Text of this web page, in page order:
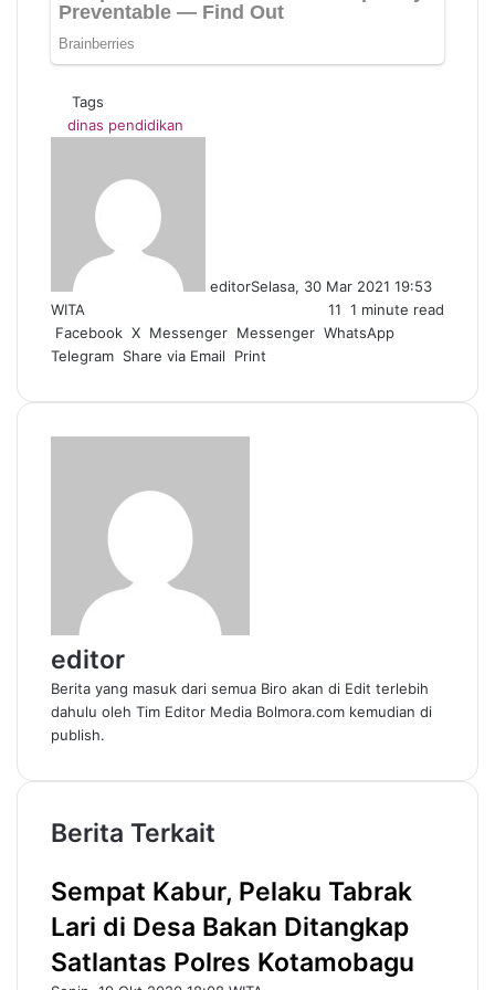
Tags
dinas pendidikan
editorSelasa, 30 Mar 2021 19:53
WITA
11 1 minute read
Facebook X Messenger Messenger WhatsApp
Telegram Share via Email Print
editor
Berita yang masuk dari semua Biro akan di Edit terlebih
dahulu oleh Tim Editor Media Bolmora.com kemudian di
publish.
Berita Terkait
Sempat Kabur, Pelaku Tabrak
Lari di Desa Bakan Ditangkap
Satlantas Polres Kotamobagu